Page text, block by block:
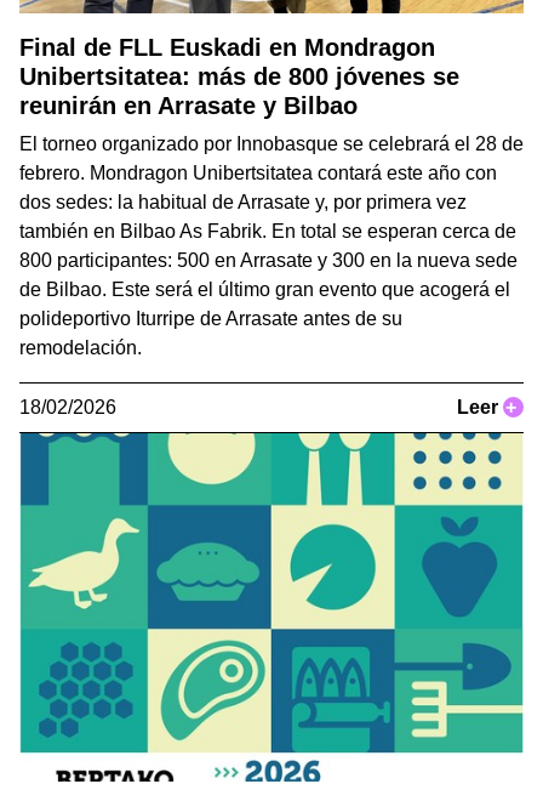
Final de FLL Euskadi en Mondragon
Unibertsitatea: más de 800 jóvenes se
reunirán en Arrasate y Bilbao
El torneo organizado por Innobasque se celebrará el 28 de
febrero. Mondragon Unibertsitatea contará este año con
dos sedes: la habitual de Arrasate y, por primera vez
también en Bilbao As Fabrik. En total se esperan cerca de
800 participantes: 500 en Arrasate y 300 en la nueva sede
de Bilbao. Este será el último gran evento que acogerá el
polideportivo Iturripe de Arrasate antes de su
remodelación.
18/02/2026 Leer +